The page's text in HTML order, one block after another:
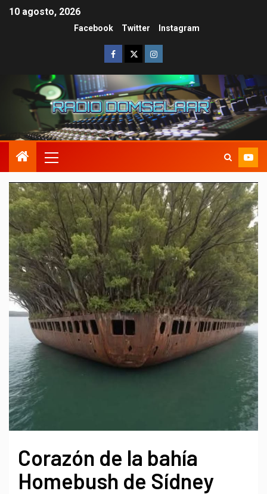
10 agosto, 2026
Facebook Twitter Instagram
Corazón de la bahía
Homebush de Sídney